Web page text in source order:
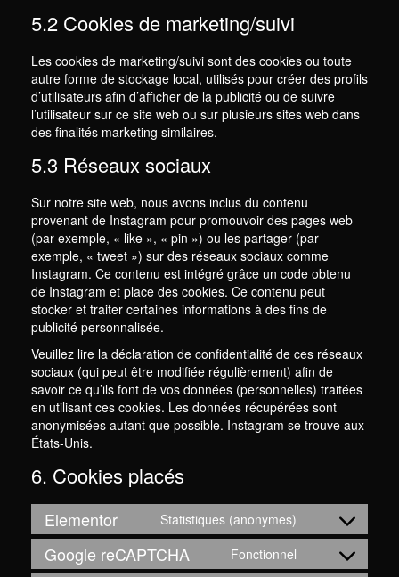
5.2 Cookies de marketing/suivi
Les cookies de marketing/suivi sont des cookies ou toute
autre forme de stockage local, utilisés pour créer des profils
d’utilisateurs afin d’afficher de la publicité ou de suivre
l’utilisateur sur ce site web ou sur plusieurs sites web dans
des finalités marketing similaires.
5.3 Réseaux sociaux
Sur notre site web, nous avons inclus du contenu
provenant de Instagram pour promouvoir des pages web
(par exemple, « like », « pin ») ou les partager (par
exemple, « tweet ») sur des réseaux sociaux comme
Instagram. Ce contenu est intégré grâce un code obtenu
de Instagram et place des cookies. Ce contenu peut
stocker et traiter certaines informations à des fins de
publicité personnalisée.
Veuillez lire la déclaration de confidentialité de ces réseaux
sociaux (qui peut être modifiée régulièrement) afin de
savoir ce qu’ils font de vos données (personnelles) traitées
en utilisant ces cookies. Les données récupérées sont
anonymisées autant que possible. Instagram se trouve aux
États-Unis.
6. Cookies placés
Elementor Statistiques (anonymes)
Consent
to
service
Google reCAPTCHA Fonctionnel
Consent